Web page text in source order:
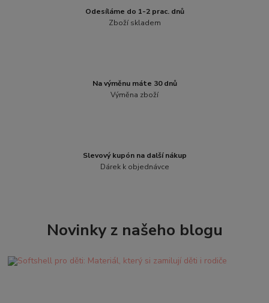
Odesíláme do 1-2 prac. dnů
Zboží skladem
Na výměnu máte 30 dnů
Výměna zboží
Slevový kupón na další nákup
Dárek k objednávce
Novinky z našeho blogu